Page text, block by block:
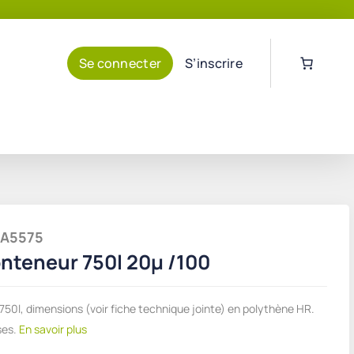
Se connecter S’inscrire
750l 20µ /100
dimensions (voir fiche technique jointe) en polythène HR.
En savoir plus